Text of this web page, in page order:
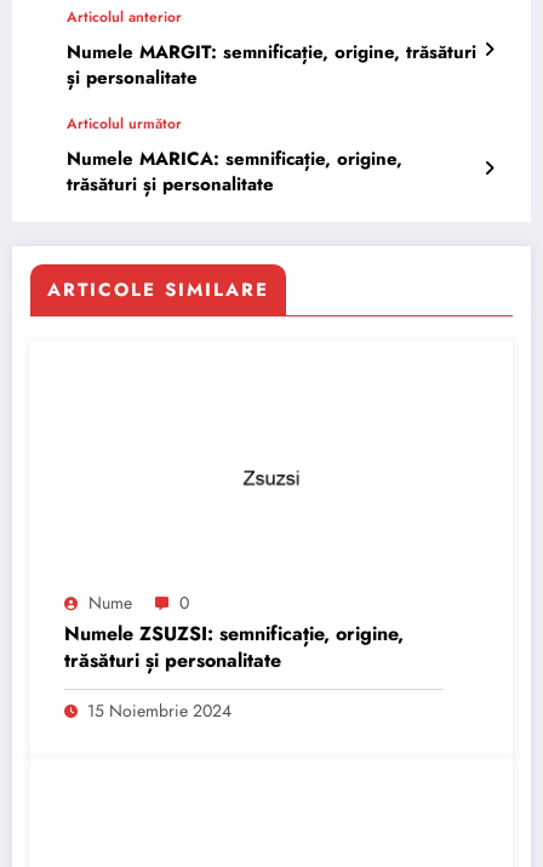
Articolul anterior
Numele MARGIT: semnificație, origine, trăsături
și personalitate
Articolul următor
Numele MARICA: semnificație, origine,
trăsături și personalitate
ARTICOLE SIMILARE
Nume 0
Numele ZSUZSI: semnificație, origine,
trăsături și personalitate
15 Noiembrie 2024